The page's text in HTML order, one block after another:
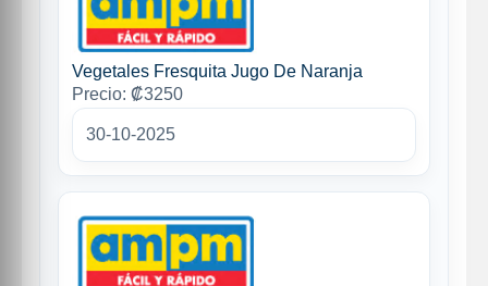
Vegetales Fresquita Jugo De Naranja
Precio: ₡3250
30-10-2025